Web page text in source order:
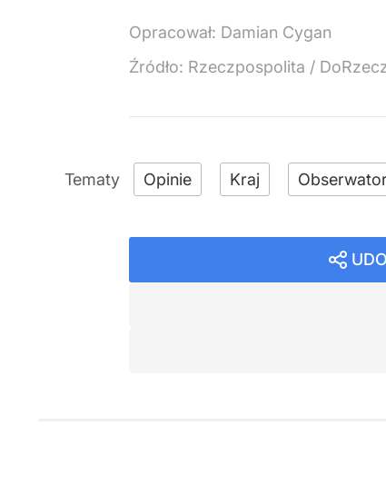
Opracował: Damian Cygan
Źródło: Rzeczpospolita /
Opinie Kraj